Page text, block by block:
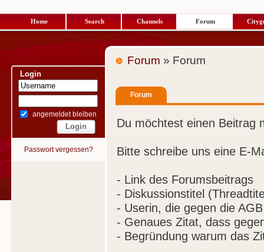
Home Search Channels Forum
Login
angemeldet bleiben
Passwort vergessen?
Forum » Forum
Forum
Du möchtest einen Beitrag
Bitte schreibe uns eine E-
- Link des Forumsbeitrags
- Diskussionstitel
- Userin, die gegen die
- Genaues Zitat, dass
- Begründung warum das